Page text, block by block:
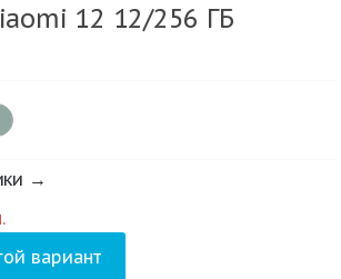
12 12/256 ГБ
→
вариант